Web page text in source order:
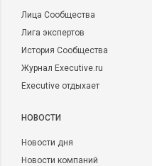
Лица Сообщества
Лига экспертов
История Сообщества
Журнал Executive.ru
Executive отдыхает
НОВОСТИ
Новости дня
Новости компаний